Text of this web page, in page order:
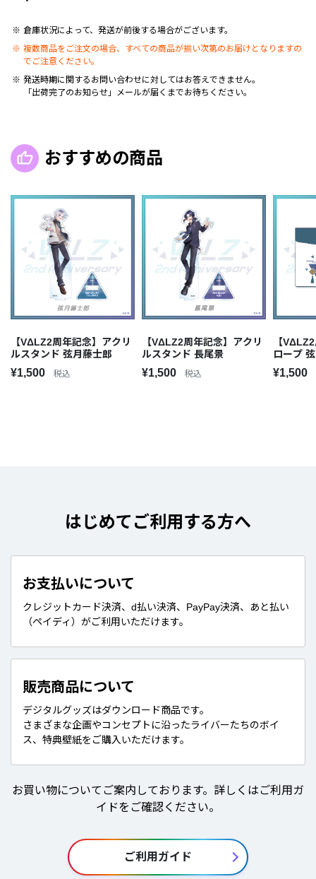
倉庫状況によって、発送が前後する場合がございます。
複数商品をご注文の場合、すべての商品が揃い次第のお届けとなりますの
でご注意ください。
発送時期に関するお問い合わせに対してはお答えできません。
「出荷完了のお知らせ」メールが届くまでお待ちください。
おすすめの商品
【VΔLZ2周年記念】アクリ
ルスタンド 弦月藤士郎
¥1,500 税込
【VΔLZ2周年記念】アクリ
ルスタンド 長尾景
¥1,500 税込
【
ロープ
¥1,500
はじめてご利用する方へ
お支払いについて
クレジットカード決済、d払い決済、PayPay決済、あと払い
（ペイディ）がご利用いただけます。
販売商品について
デジタルグッズはダウンロード商品です。
さまざまな企画やコンセプトに沿ったライバーたちのボイ
ス、特典壁紙をご購入いただけます。
お買い物についてご案内しております。詳しくはご利用ガ
イドをご確認ください。
ご利用ガイド